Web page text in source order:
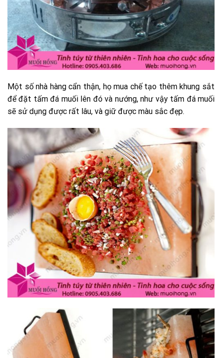
Một số nhà hàng cẩn thận, họ mua chế tạo thêm khung sắt
để đặt tấm đá muối lên đó và nướng, như vậy tấm đá muối
sẽ sử dụng được rất lâu, và giữ được màu sắc đẹp.